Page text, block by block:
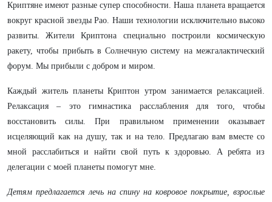
Криптяне имеют разные супер способности. Наша планета вращается
вокруг красной звезды Рао. Наши технологии исключительно высоко
развиты. Жители Криптона специально построили космическую
ракету, чтобы прибыть в Солнечную систему на межгалактический
форум. Мы прибыли с добром и миром.
Каждый житель планеты Криптон утром занимается релаксацией.
Релаксация – это гимнастика расслабления для того, чтобы
восстановить силы. При правильном применении оказывает
исцеляющий как на душу, так и на тело. Предлагаю вам вместе со
мной расслабиться и найти свой путь к здоровью. А ребята из
делегации с моей планеты помогут мне.
Детям предлагается лечь на спину на ковровое покрытие, взрослые